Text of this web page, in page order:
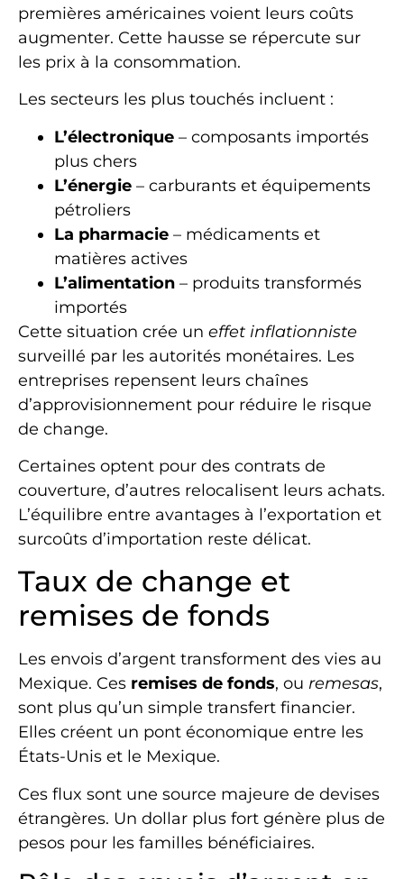
premières américaines voient leurs coûts
augmenter. Cette hausse se répercute sur
les prix à la consommation.
Les secteurs les plus touchés incluent :
L’électronique – composants importés
plus chers
L’énergie – carburants et équipements
pétroliers
La pharmacie – médicaments et
matières actives
L’alimentation – produits transformés
importés
Cette situation crée un effet inflationniste
surveillé par les autorités monétaires. Les
entreprises repensent leurs chaînes
d’approvisionnement pour réduire le risque
de change.
Certaines optent pour des contrats de
couverture, d’autres relocalisent leurs achats.
L’équilibre entre avantages à l’exportation et
surcoûts d’importation reste délicat.
Taux de change et
remises de fonds
Les envois d’argent transforment des vies au
Mexique. Ces remises de fonds, ou remesas,
sont plus qu’un simple transfert financier.
Elles créent un pont économique entre les
États-Unis et le Mexique.
Ces flux sont une source majeure de devises
étrangères. Un dollar plus fort génère plus de
pesos pour les familles bénéficiaires.